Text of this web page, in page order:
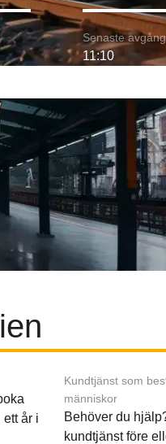
Senaste
11:10
år i
Kundtjänst som
människor
Behöver du
kundtjänst före